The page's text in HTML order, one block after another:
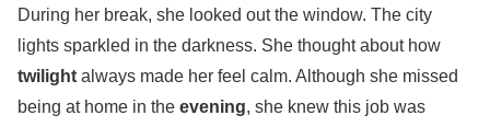
During her break, she looked out the window. The city
lights sparkled in the darkness. She thought about how
twilight always made her feel calm. Although she missed
being at home in the evening, she knew this job was